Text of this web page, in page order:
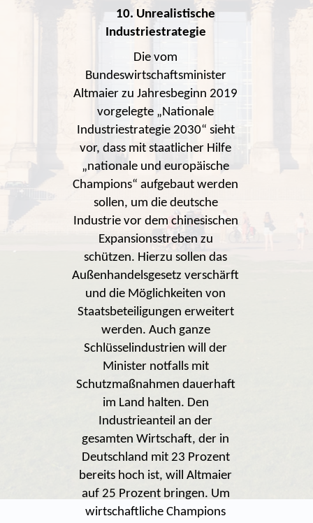
10. Unrealistische
Industriestrategie
Die vom
Bundeswirtschaftsminister
Altmaier zu Jahresbeginn 2019
vorgelegte „Nationale
Industriestrategie 2030“ sieht
vor, dass mit staatlicher Hilfe
„nationale und europäische
Champions“ aufgebaut werden
sollen, um die deutsche
Industrie vor dem chinesischen
Expansionsstreben zu
schützen. Hierzu sollen das
Außenhandelsgesetz verschärft
und die Möglichkeiten von
Staatsbeteiligungen erweitert
werden. Auch ganze
Schlüsselindustrien will der
Minister notfalls mit
Schutzmaßnahmen dauerhaft
im Land halten. Den
Industrieanteil an der
gesamten Wirtschaft, der in
Deutschland mit 23 Prozent
bereits hoch ist, will Altmaier
auf 25 Prozent bringen. Um
wirtschaftliche Champions